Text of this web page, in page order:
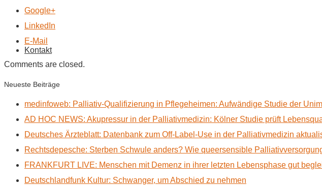
Kontakt
Google+
LinkedIn
E-Mail
Comments are closed.
Neueste Beiträge
medinfoweb: Palliativ-Qualifizierung in Pflegeheimen: Aufwändige Studie der
AD HOC NEWS: Akupressur in der Palliativmedizin: Kölner Studie prüft
Deutsches Ärzteblatt: Datenbank zum Off-Label-Use in der Palliativmedizin
Rechtsdepesche: Sterben Schwule anders? Wie queersensible
FRANKFURT LIVE: Menschen mit Demenz in ihrer letzten Lebensphase gut
Deutschlandfunk Kultur: Schwanger, um Abschied zu nehmen